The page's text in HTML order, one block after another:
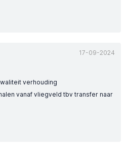
17-09-2024
verhouding
vanaf vliegveld tbv transfer naar